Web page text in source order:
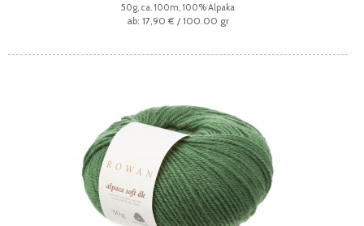
50g, ca. 100m, 100% Alpaka
17,90 € / 100.00 gr